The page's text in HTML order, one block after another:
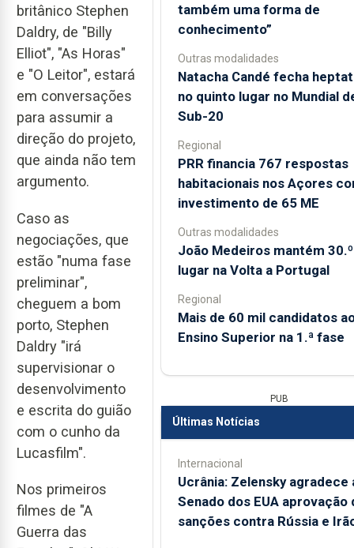
britânico Stephen
Daldry, de "Billy
Elliot", "As Horas"
e "O Leitor", estará
em conversações
para assumir a
direção do projeto,
que ainda não tem
argumento.
Caso as
negociações, que
estão "numa fase
preliminar",
cheguem a bom
porto, Stephen
Daldry "irá
supervisionar o
desenvolvimento
e escrita do guião
com o cunho da
Lucasfilm".
Nos primeiros
filmes de "A
Guerra das
também uma forma de
conhecimento”
Outras modalidades
Natacha Candé fecha
no quinto lugar no Mundial
Sub-20
Regional
PRR financia 767 respostas
habitacionais nos Açores
investimento de 65 ME
Outras modalidades
João Medeiros mantém 30.º
lugar na Volta a Portugal
Regional
Mais de 60 mil candidatos
Ensino Superior na 1.ª fase
PUB
Últimas Notícias
Internacional
Ucrânia: Zelensky agradece
Senado dos EUA aprovação
sanções contra Rússia e